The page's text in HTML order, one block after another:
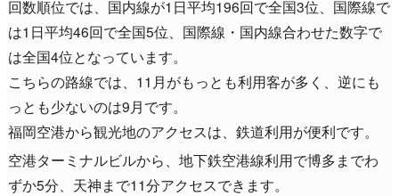
回数順位では、国内線が1日平均196回で全国3位、国際線で
は1日平均46回で全国5位、国際線・国内線合わせた数字で
は全国4位となっています。
こちらの路線では、11月がもっとも利用客が多く、逆にも
っとも少ないのは9月です。
福岡空港から観光地のアクセスは、鉄道利用が便利です。
空港ターミナルビルから、地下鉄空港線利用で博多までわ
ずか5分、天神まで11分アクセスできます。